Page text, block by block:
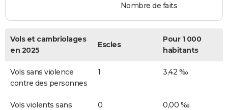
Nombre de faits
Vols et cambriolages
en 2025
Escles
Pour 1 000
habitants
Vols sans violence
contre des personnes
1 3,42 ‰
Vols violents sans
0 0,00 ‰